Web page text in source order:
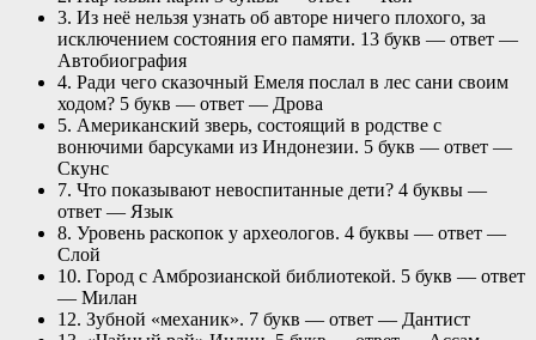
3. Из неё нельзя узнать об авторе ничего плохого, за
исключением состояния его памяти. 13 букв — ответ —
Автобиография
4. Ради чего сказочный Емеля послал в лес сани своим
ходом? 5 букв — ответ — Дрова
5. Американский зверь, состоящий в родстве с
вонючими барсуками из Индонезии. 5 букв — ответ —
Скунс
7. Что показывают невоспитанные дети? 4 буквы —
ответ — Язык
8. Уровень раскопок у археологов. 4 буквы — ответ —
Слой
10. Город с Амброзианской библиотекой. 5 букв — ответ
— Милан
12. Зубной «механик». 7 букв — ответ — Дантист